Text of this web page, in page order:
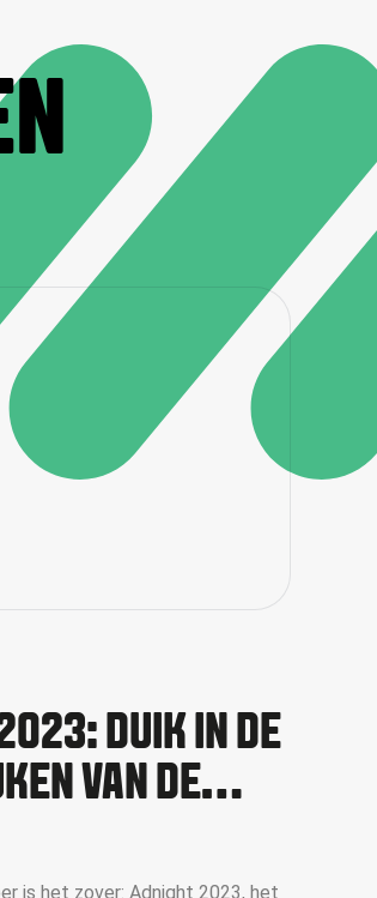
DUIK IN DE
VAN DE
CREATIEVE
is het zover: Adnight 2023, het